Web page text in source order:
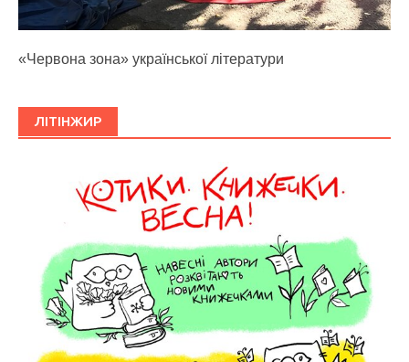
«Червона зона» української літератури
ЛІТІНЖИР